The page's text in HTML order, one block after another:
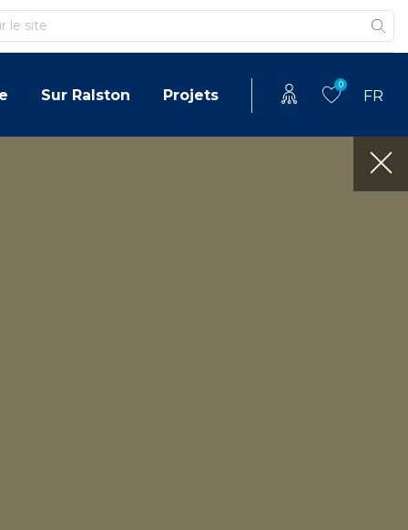
Sur Ralston Projets
0
FR